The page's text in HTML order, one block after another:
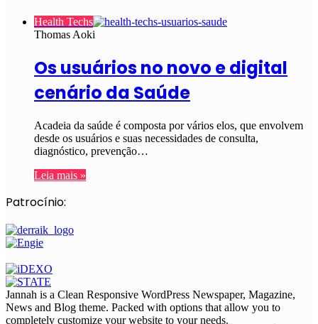
Health Techs
Thomas Aoki
Os usuários no novo e digital
cenário da Saúde
Acadeia da saúde é composta por vários elos, que envolvem
desde os usuários e suas necessidades de consulta,
diagnóstico, prevenção…
Leia mais »
Patrocínio:
Jannah is a Clean Responsive WordPress Newspaper, Magazine,
News and Blog theme. Packed with options that allow you to
completely customize your website to your needs.